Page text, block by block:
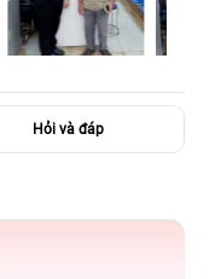
Hỏi và đáp